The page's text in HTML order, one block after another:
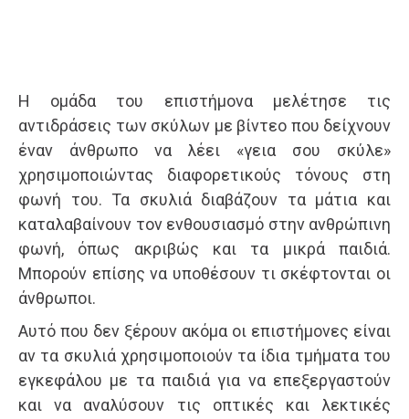
Η ομάδα του επιστήμονα μελέτησε τις
αντιδράσεις των σκύλων με βίντεο που δείχνουν
έναν άνθρωπο να λέει «γεια σου σκύλε»
χρησιμοποιώντας διαφορετικούς τόνους στη
φωνή του. Τα σκυλιά διαβάζουν τα μάτια και
καταλαβαίνουν τον ενθουσιασμό στην ανθρώπινη
φωνή, όπως ακριβώς και τα μικρά παιδιά.
Μπορούν επίσης να υποθέσουν τι σκέφτονται οι
άνθρωποι.
Αυτό που δεν ξέρουν ακόμα οι επιστήμονες είναι
αν τα σκυλιά χρησιμοποιούν τα ίδια τμήματα του
εγκεφάλου με τα παιδιά για να επεξεργαστούν
και να αναλύσουν τις οπτικές και λεκτικές